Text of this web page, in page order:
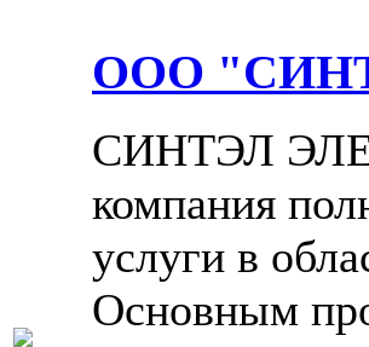
ООО
СИНТЭЛ
компания
услуги в
Основным